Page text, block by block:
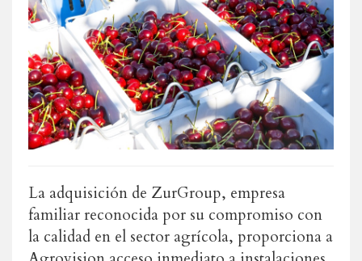
La adquisición de ZurGroup, empresa
familiar reconocida por su compromiso con
la calidad en el sector agrícola, proporciona a